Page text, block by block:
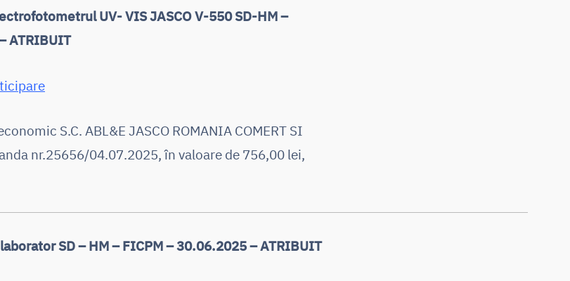
UV- VIS JASCO V-550 SD-HM –
ATRIBUIT
S.C. ABL&E JASCO ROMANIA COMERT SI
nr.25656/04.07.2025, în valoare de 756,00 lei,
SD – HM – FICPM – 30.06.2025 – ATRIBUIT